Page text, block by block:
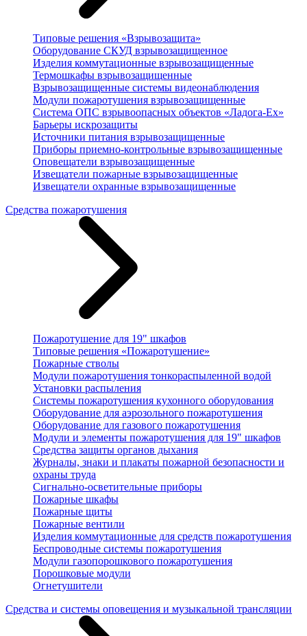
Типовые решения «Взрывозащита»
Оборудование СКУД взрывозащищенное
Изделия коммутационные взрывозащищенные
Термошкафы взрывозащищенные
Взрывозащищенные системы видеонаблюдения
Модули пожаротушения взрывозащищенные
Система ОПС взрывоопасных объектов «Ладога-Ex»
Барьеры искрозащиты
Источники питания взрывозащищенные
Приборы приемно-контрольные взрывозащищенные
Оповещатели взрывозащищенные
Извещатели пожарные взрывозащищенные
Извещатели охранные взрывозащищенные
Средства пожаротушения
Пожаротушение для 19" шкафов
Типовые решения «Пожаротушение»
Пожарные стволы
Модули пожаротушения тонкораспыленной водой
Установки распыления
Системы пожаротушения кухонного оборудования
Оборудование для аэрозольного пожаротушения
Оборудование для газового пожаротушения
Модули и элементы пожаротушения для 19" шкафов
Средства защиты органов дыхания
Журналы, знаки и плакаты пожарной безопасности и
охраны труда
Сигнально-осветительные приборы
Пожарные шкафы
Пожарные щиты
Пожарные вентили
Изделия коммутационные для средств пожаротушения
Беспроводные системы пожаротушения
Модули газопорошкового пожаротушения
Порошковые модули
Огнетушители
Средства и системы оповещения и музыкальной трансляции